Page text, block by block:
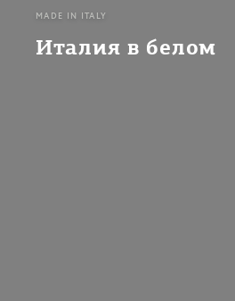
MADE IN ITALY
Италия в белом